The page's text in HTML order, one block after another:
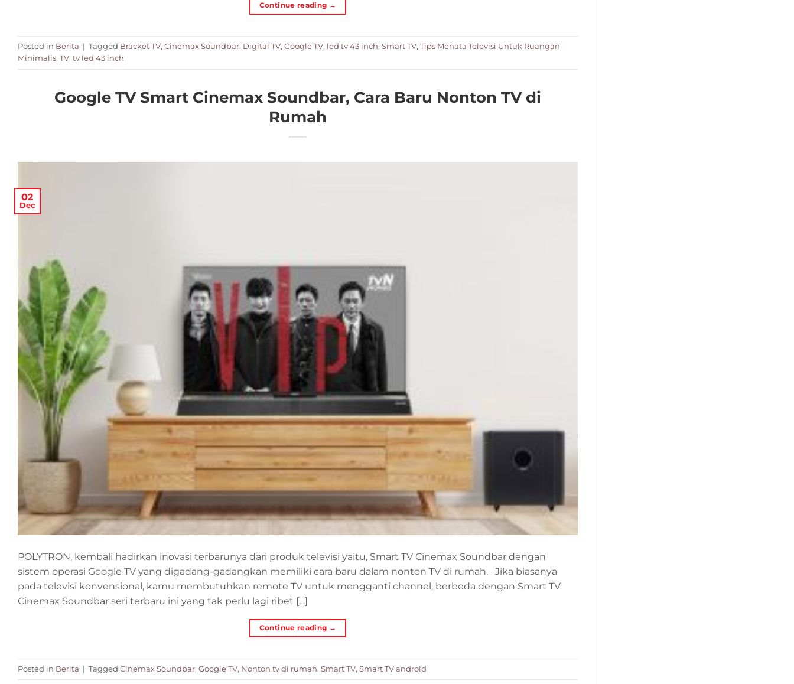
Continue reading →
Posted in Berita | Tagged Bracket TV, Cinemax Soundbar, Digital TV, Google TV, led tv 43 inch, Smart TV, Tips Menata Televisi Untuk Ruangan
Minimalis, TV, tv led 43 inch
Google TV Smart Cinemax Soundbar, Cara Baru Nonton TV di
Rumah
02
Dec
POLYTRON, kembali hadirkan inovasi terbarunya dari produk televisi yaitu, Smart TV Cinemax Soundbar dengan
sistem operasi Google TV yang digadang-gadangkan memiliki cara baru dalam nonton TV di rumah. Jika biasanya
pada televisi konvensional, kamu membutuhkan remote TV untuk mengganti channel, berbeda dengan Smart TV
Cinemax Soundbar seri terbaru ini yang tak perlu lagi ribet […]
Continue reading →
Posted in Berita | Tagged Cinemax Soundbar, Google TV, Nonton tv di rumah, Smart TV, Smart TV android